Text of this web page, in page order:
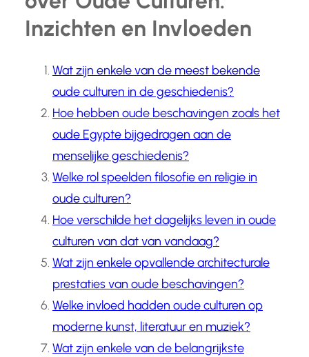
Inzichten en Invloeden
Wat zijn enkele van de meest bekende
oude culturen in de geschiedenis?
Hoe hebben oude beschavingen zoals het
oude Egypte bijgedragen aan de
menselijke geschiedenis?
Welke rol speelden filosofie en religie in
oude culturen?
Hoe verschilde het dagelijks leven in oude
culturen van dat van vandaag?
Wat zijn enkele opvallende architecturale
prestaties van oude beschavingen?
Welke invloed hadden oude culturen op
moderne kunst, literatuur en muziek?
Wat zijn enkele van de belangrijkste